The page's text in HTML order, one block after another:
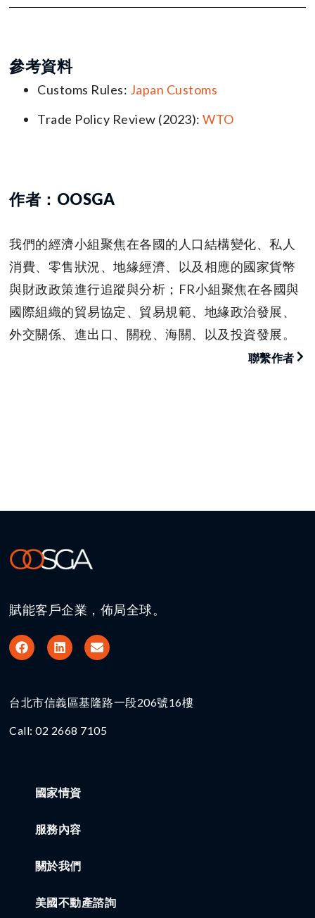
參考資料
Customs Rules: Japan Customs
Trade Policy Review (2023):WTO
作者：OOSGA
我們的經濟小組聚焦在各國的人口結構變化、私人
消費、零售狀況、地緣經濟、以及相應的國家貨幣
與財政政策進行追蹤與分析；FR小組聚焦在各國與
國際組織的貿易協定、貿易規範、地緣政治發展、
外交關係、進出口、關稅、海關、以及投資發展。
聯繫作者
賦能客戶企業，佈局全球。
台北市信義區基隆路一段206號16樓​
Call: 02 2668 7105
國家情資
服務內容
關於我們
美國不動產諮詢